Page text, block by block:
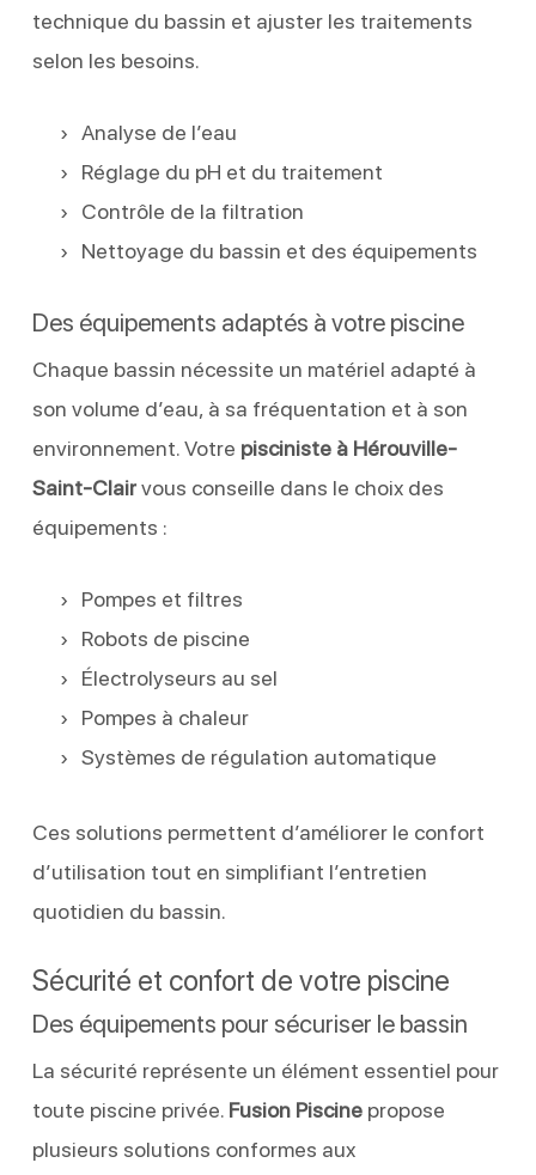
technique du bassin et ajuster les traitements
selon les besoins.
Analyse de l’eau
Réglage du pH et du traitement
Contrôle de la filtration
Nettoyage du bassin et des équipements
Des équipements adaptés à votre piscine
Chaque bassin nécessite un matériel adapté à
son volume d’eau, à sa fréquentation et à son
environnement. Votre pisciniste à Hérouville-
Saint-Clairvous conseille dans le choix des
équipements :
Pompes et filtres
Robots de piscine
Électrolyseurs au sel
Pompes à chaleur
Systèmes de régulation automatique
Ces solutions permettent d’améliorer le confort
d’utilisation tout en simplifiant l’entretien
quotidien du bassin.
Sécurité et confort de votre piscine
Des équipements pour sécuriser le bassin
La sécurité représente un élément essentiel pour
toute piscine privée. Fusion Piscinepropose
plusieurs solutions conformes aux